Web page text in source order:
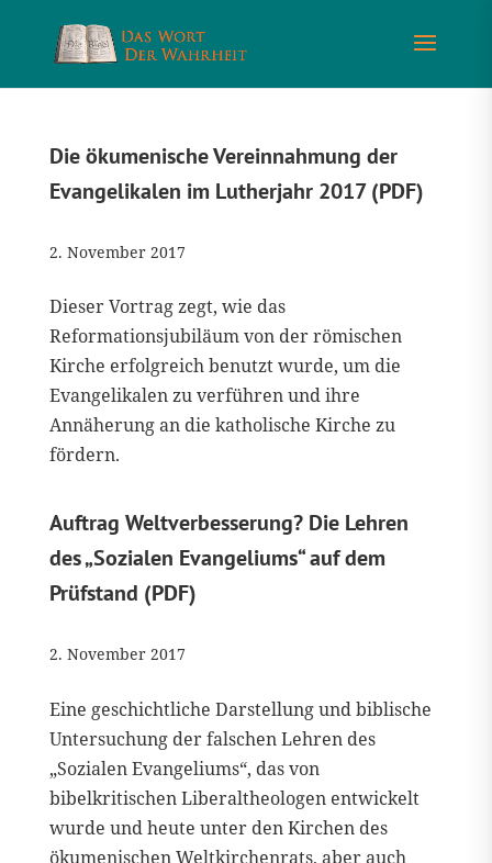
Die ökumenische Vereinnahmung der
Evangelikalen im Lutherjahr 2017 (PDF)
2. November 2017
Dieser Vortrag zegt, wie das
Reformationsjubiläum von der römischen
Kirche erfolgreich benutzt wurde, um die
Evangelikalen zu verführen und ihre
Annäherung an die katholische Kirche zu
fördern.
Auftrag Weltverbesserung? Die Lehren
des „Sozialen Evangeliums“ auf dem
Prüfstand (PDF)
2. November 2017
Eine geschichtliche Darstellung und biblische
Untersuchung der falschen Lehren des
„Sozialen Evangeliums“, das von
bibelkritischen Liberaltheologen entwickelt
wurde und heute unter den Kirchen des
ökumenischen Weltkirchenrats, aber auch